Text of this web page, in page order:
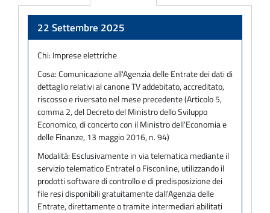
22 Settembre 2025
Chi: Imprese elettriche
Cosa:Comunicazione all'Agenzia delle Entrate dei dati di
dettaglio relativi al canone TV addebitato, accreditato,
riscosso e riversato nel mese precedente (Articolo 5,
comma 2, del Decreto del Ministro dello Sviluppo
Economico, di concerto con il Ministro dell'Economia e
delle Finanze, 13 maggio 2016, n. 94)
Modalità: Esclusivamente in via telematica mediante il
servizio telematico Entratel o Fisconline, utilizzando il
prodotti software di controllo e di predisposizione dei
file resi disponibili gratuitamente dall'Agenzia delle
Entrate, direttamente o tramite intermediari abilitati